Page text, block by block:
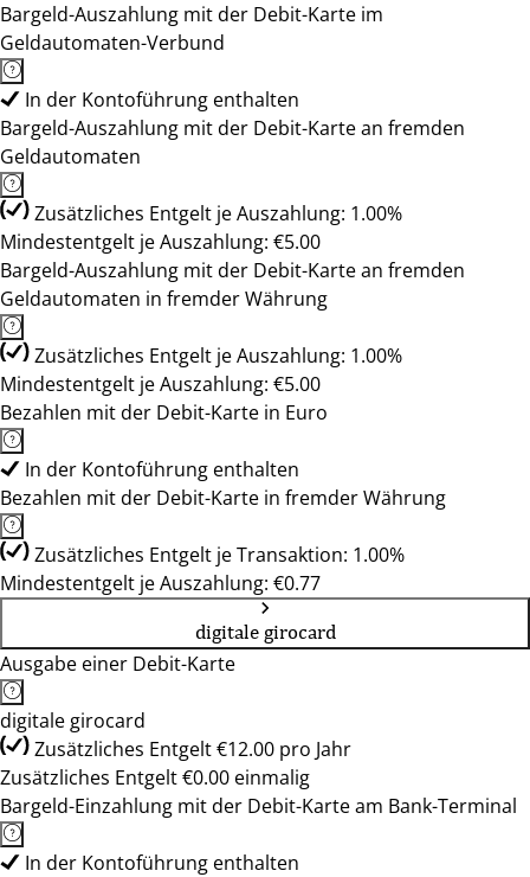
Bargeld-Auszahlung mit der Debit-Karte im
Geldautomaten-Verbund
In der Kontoführung enthalten
Bargeld-Auszahlung mit der Debit-Karte an fremden
Geldautomaten
Zusätzliches Entgelt je Auszahlung: 1.00%
Mindestentgelt je Auszahlung: €5.00
Bargeld-Auszahlung mit der Debit-Karte an fremden
Geldautomaten in fremder Währung
Zusätzliches Entgelt je Auszahlung: 1.00%
Mindestentgelt je Auszahlung: €5.00
Bezahlen mit der Debit-Karte in Euro
In der Kontoführung enthalten
Bezahlen mit der Debit-Karte in fremder Währung
Zusätzliches Entgelt je Transaktion: 1.00%
Mindestentgelt je Auszahlung: €0.77
digitale girocard
Ausgabe einer Debit-Karte
digitale girocard
Zusätzliches Entgelt €12.00 pro Jahr
Zusätzliches Entgelt €0.00 einmalig
Bargeld-Einzahlung mit der Debit-Karte am Bank-Terminal
In der Kontoführung enthalten